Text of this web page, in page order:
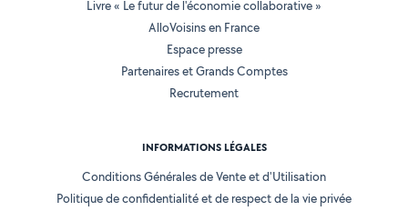
Livre « Le futur de l'économie collaborative »
AlloVoisins en France
Espace presse
Partenaires et Grands Comptes
Recrutement
INFORMATIONS LÉGALES
Conditions Générales de Vente et d'Utilisation
Politique de confidentialité et de respect de la vie privée